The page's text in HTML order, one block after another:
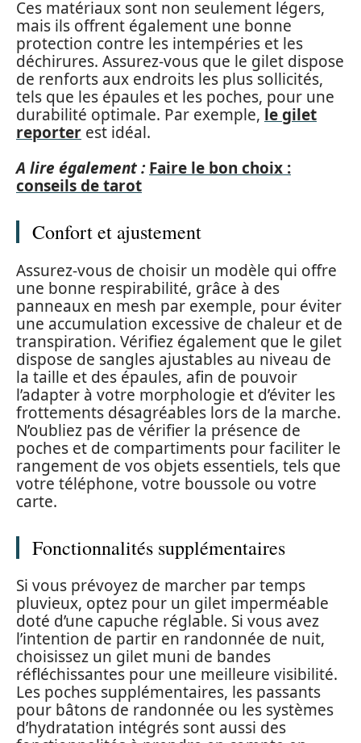
Ces matériaux sont non seulement légers,
mais ils offrent également une bonne
protection contre les intempéries et les
déchirures. Assurez-vous que le gilet dispose
de renforts aux endroits les plus sollicités,
tels que les épaules et les poches, pour une
durabilité optimale. Par exemple, le gilet
reporter est idéal.
A lire également : Faire le bon choix :
conseils de tarot
Confort et ajustement
Assurez-vous de choisir un modèle qui offre
une bonne respirabilité, grâce à des
panneaux en mesh par exemple, pour éviter
une accumulation excessive de chaleur et de
transpiration. Vérifiez également que le gilet
dispose de sangles ajustables au niveau de
la taille et des épaules, afin de pouvoir
l’adapter à votre morphologie et d’éviter les
frottements désagréables lors de la marche.
N’oubliez pas de vérifier la présence de
poches et de compartiments pour faciliter le
rangement de vos objets essentiels, tels que
votre téléphone, votre boussole ou votre
carte.
Fonctionnalités supplémentaires
Si vous prévoyez de marcher par temps
pluvieux, optez pour un gilet imperméable
doté d’une capuche réglable. Si vous avez
l’intention de partir en randonnée de nuit,
choisissez un gilet muni de bandes
réfléchissantes pour une meilleure visibilité.
Les poches supplémentaires, les passants
pour bâtons de randonnée ou les systèmes
d’hydratation intégrés sont aussi des